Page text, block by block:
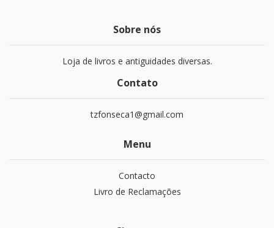
Sobre nós
Loja de livros e antiguidades diversas.
Contato
tzfonseca1@gmail.com
Menu
Contacto
Livro de Reclamações